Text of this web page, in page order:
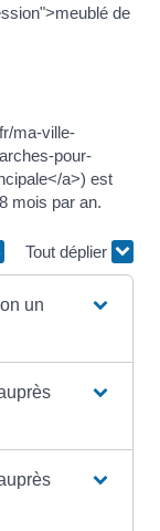
de
ma-ville-
pour-
a>) est
mois par an.
Tout déplier
un